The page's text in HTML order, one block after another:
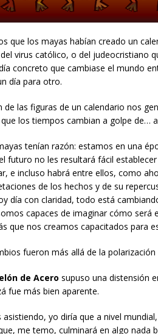
que los mayas habían creado un
virus católico, o del judeocristiano
concreto que cambiase el mundo
día para otro.
las figuras de un calendario nos
los tiempos cambian a golpe de…
tenían razón: estamos en una
futuro no les resultará fácil
e incluso habrá entre ellos, como
de los hechos y de su
día con claridad, todo está
capaces de imaginar cómo será
que nos creamos capacitados para
fueron más allá de la
de Acero supuso una distensión
fue más bien aparente.
yo diría que a nivel
me temo, culminará en algo nada